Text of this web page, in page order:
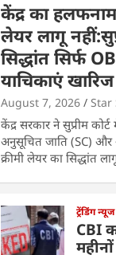
केंद्र का
लेयर लागू
सिद्धांत सिर्फ
याचिकाएं
August 7, 2026 Star
केंद्र सरकार ने सुप्रीम
अनुसूचित जाति (SC)
क्रीमी लेयर का सिद्धांत
ट्रेंडिंग न्यूज
CBI